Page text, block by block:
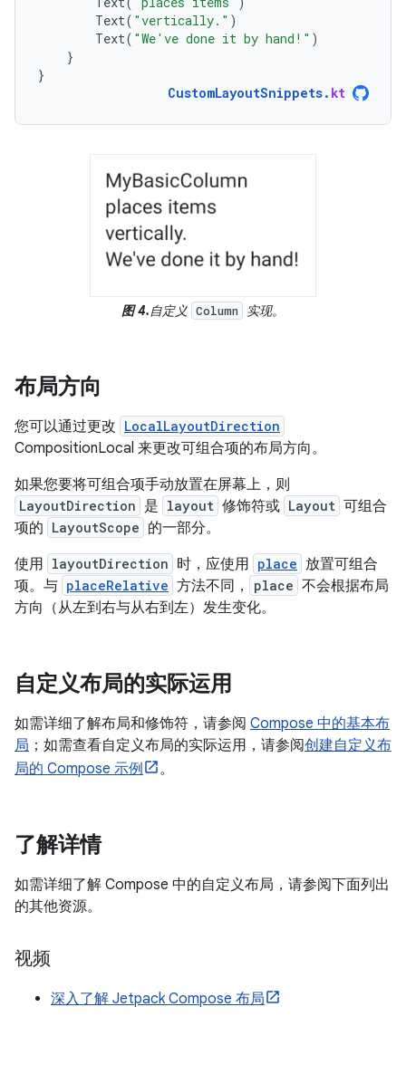
Text( "vertically." )
Text( "We've done it by hand!" )
}
}
CustomLayoutSnippets. kt
图 4.自定义 Column 实现。
布局方向
您可以通过更改 LocalLayoutDirection
CompositionLocal 来更改可组合项的布局方向。
如果您要将可组合项手动放置在屏幕上，则
LayoutDirection 是 layout 修饰符或 Layout 可组合
项的 LayoutScope 的一部分。
使用 layoutDirection 时，应使用 place 放置可组合
项。与 placeRelative 方法不同， place 不会根据布局
方向（从左到右与从右到左）发生变化。
自定义布局的实际运用
如需详细了解布局和修饰符，请参阅 Compose 中的基本布
局 ；如需查看自定义布局的实际运用，请参阅创建自定义布
局的 Compose 示例
。
了解详情
如需详细了解 Compose 中的自定义布局，请参阅下面列出
的其他资源。
视频
深入了解 Jetpack Compose 布局